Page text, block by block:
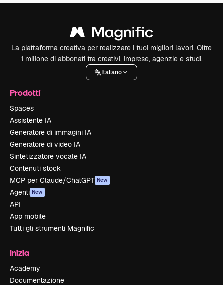
La piattaforma creativa per realizzare i tuoi migliori lavori. Oltre
1 milione di abbonati tra creativi, imprese, agenzie e studi.
Italiano
Prodotti
Spaces
Assistente IA
Generatore di immagini IA
Generatore di video IA
Sintetizzatore vocale IA
Contenuti stock
MCP per Claude/ChatGPT New
Agenti New
API
App mobile
Tutti gli strumenti Magnific
Inizia
Academy
Documentazione